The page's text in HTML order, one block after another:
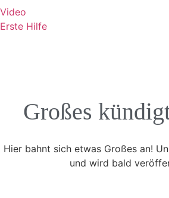
Video
Erste Hilfe
Großes
Hier bahnt sich etwas Großes an!
und wird bald